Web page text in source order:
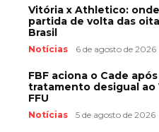
Vitória x Athletico:
partida de volta das
Brasil
Notícias 6 de agosto de 2026
FBF aciona o Cade
tratamento desigual ao
FFU
Notícias 5 de agosto de 2026